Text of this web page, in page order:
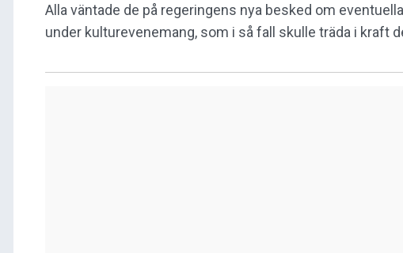
Alla väntade de på regeringens nya besked om
under kulturevenemang, som i så fall skulle träda i kraft